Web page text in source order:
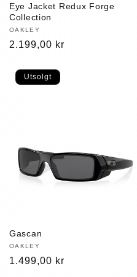
Eye Jacket Redux Forge
Collection
Selger:
OAKLEY
Vanlig
2.199,00 kr
Utsolgt
Gascan
Selger:
OAKLEY
Vanlig
1.499,00 kr